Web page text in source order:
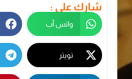
شارك على :
واتس أب
تويتر